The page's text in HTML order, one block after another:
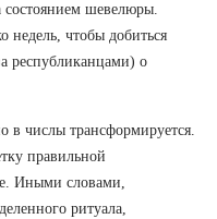
состоянием шевелюры.
недель, чтобы добиться
республиканцами) о
в числы трансформируется.
правильной
Иными словами,
ритуала,